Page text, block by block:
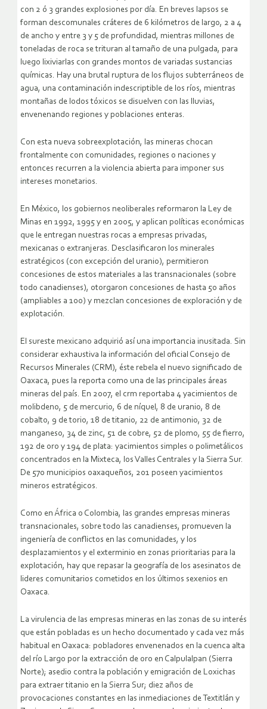
con 2 ó 3 grandes explosiones por día. En breves lapsos se
forman descomunales cráteres de 6 kilómetros de largo, 2 a 4
de ancho y entre 3 y 5 de profundidad, mientras millones de
toneladas de roca se trituran al tamaño de una pulgada, para
luego lixiviarlas con grandes montos de variadas sustancias
químicas. Hay una brutal ruptura de los flujos subterráneos de
agua, una contaminación indescriptible de los ríos, mientras
montañas de lodos tóxicos se disuelven con las lluvias,
envenenando regiones y poblaciones enteras.
Con esta nueva sobreexplotación, las mineras chocan
frontalmente con comunidades, regiones o naciones y
entonces recurren a la violencia abierta para imponer sus
intereses monetarios.
En México, los gobiernos neoliberales reformaron la Ley de
Minas en 1992, 1995 y en 2005, y aplican políticas económicas
que le entregan nuestras rocas a empresas privadas,
mexicanas o extranjeras. Desclasificaron los minerales
estratégicos (con excepción del uranio), permitieron
concesiones de estos materiales a las transnacionales (sobre
todo canadienses), otorgaron concesiones de hasta 50 años
(ampliables a 100) y mezclan concesiones de exploración y de
explotación.
El sureste mexicano adquirió así una importancia inusitada. Sin
considerar exhaustiva la información del oficial Consejo de
Recursos Minerales (CRM), éste rebela el nuevo significado de
Oaxaca, pues la reporta como una de las principales áreas
mineras del país. En 2007, el crm reportaba 4 yacimientos de
molibdeno, 5 de mercurio, 6 de níquel, 8 de uranio, 8 de
cobalto, 9 de torio, 18 de titanio, 22 de antimonio, 32 de
manganeso, 34 de zinc, 51 de cobre, 52 de plomo, 55 de fierro,
192 de oro y 194 de plata: yacimientos simples o polimetálicos
concentrados en la Mixteca, los Valles Centrales y la Sierra Sur.
De 570 municipios oaxaqueños, 201 poseen yacimientos
mineros estratégicos.
Como en África o Colombia, las grandes empresas mineras
transnacionales, sobre todo las canadienses, promueven la
ingeniería de conflictos en las comunidades, y los
desplazamientos y el exterminio en zonas prioritarias para la
explotación, hay que repasar la geografía de los asesinatos de
lideres comunitarios cometidos en los últimos sexenios en
Oaxaca.
La virulencia de las empresas mineras en las zonas de su interés
que están pobladas es un hecho documentado y cada vez más
habitual en Oaxaca: pobladores envenenados en la cuenca alta
del río Largo por la extracción de oro en Calpulalpan (Sierra
Norte); asedio contra la población y emigración de Loxichas
para extraer titanio en la Sierra Sur; diez años de
provocaciones constantes en las inmediaciones de Textitlán y